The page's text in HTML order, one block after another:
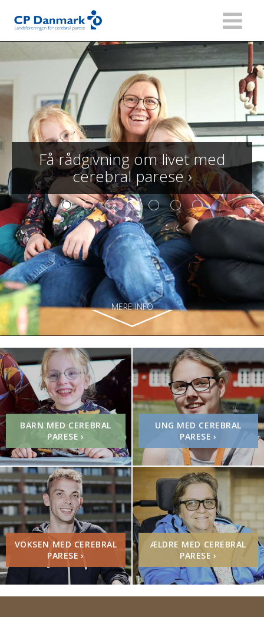
Få rådgivning om livet med
cerebral parese›
MERE INFO
BARN MED CEREBRAL
PARESE ›
UNG MED CEREBRAL
PARESE ›
VOKSEN MED CEREBRAL
PARESE ›
ÆLDRE MED CEREBRAL
PARESE ›